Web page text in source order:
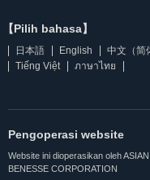
【Pilih bahasa】
日本語 English 中文（简
Tiếng Việt
ภาษาไทย
Pengoperasi website
Website ini dioperasikan oleh
BENESSE CORPORATION